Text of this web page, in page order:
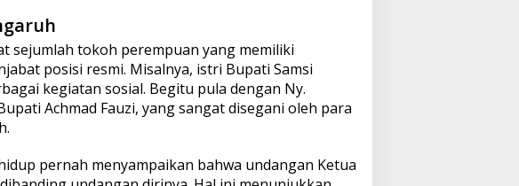
sejumlah tokoh perempuan yang memiliki
posisi resmi. Misalnya, istri Bupati Samsi
kegiatan sosial. Begitu pula dengan Ny.
Achmad Fauzi, yang sangat disegani oleh para
pernah menyampaikan bahwa undangan Ketua